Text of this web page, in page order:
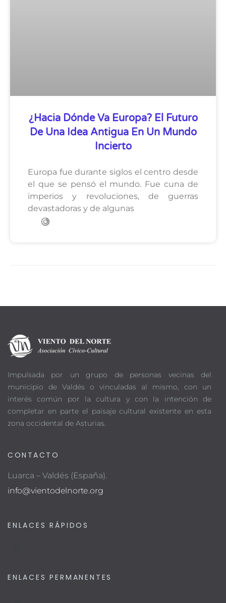
¿Hacia Dónde Va Europa? El Futuro
De Una Idea Antigua En Un Mundo
Incierto
Europa fue durante siglos el centro desde
el que se pensó el mundo. Fue cuna de
imperios y revoluciones, de guerras
devastadoras y de algunas
Impulsada por un grupo de personas vecinas del
municipio de Valdés o vinculadas al mismo, con un
interés común por la cultura y con la intención de
completar en parte el paisaje cultural existente en esta
zona occidental de Asturias.
CONTACTO
Luarca – Valdés (España).
info@vientodelnorte.org
ENLACES RÁPIDOS
ENLACES PERMANENTES